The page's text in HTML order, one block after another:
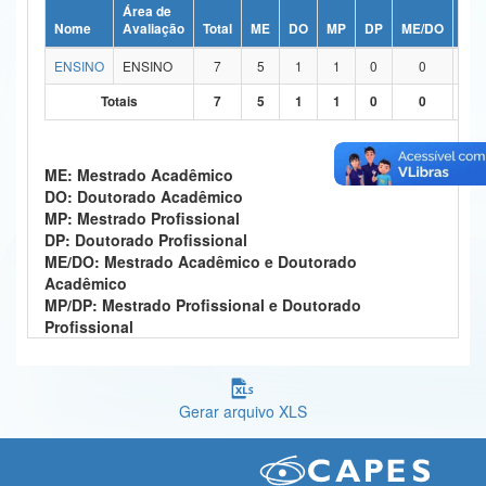
Ministério da Ciência, Tecnologia, Inovações e Comunicações
Ministério do Meio Ambiente
Controladoria-Geral da União
Ministério da Mulher, da Família e dos Direitos Humanos
Secretaria-Geral
Secretaria de Governo
Nome
Área de
Avaliação
Total ME DO MP DP ME/DO
ENSINO
ENSINO 7 5 1 1 0 0
Totais
7 5 1 1 0 0
ME: Mestrado Acadêmico
DO: Doutorado Acadêmico
MP: Mestrado Profissional
DP: Doutorado Profissional
ME/DO: Mestrado Acadêmico e Doutorado
Acadêmico
MP/DP: Mestrado Profissional e Doutorado
Profissional
Gerar arquivo XLS